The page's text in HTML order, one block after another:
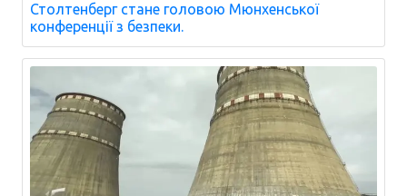
Столтенберг стане головою Мюнхенської
конференції з безпеки.